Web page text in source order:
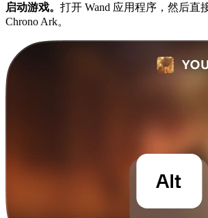
启动游戏。 打开 Wand 应用程序，然后直
Chrono Ark。